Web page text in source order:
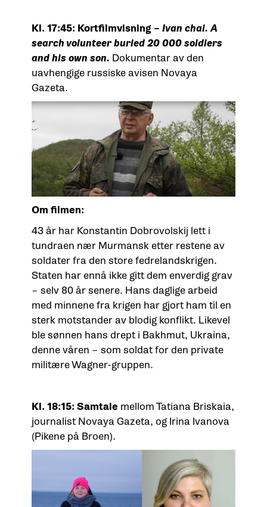
Kl. 17:45: Kortfilmvisning – Ivan chai. A
search volunteer buried 20 000 soldiers
and his own son. Dokumentar av den
uavhengige russiske avisen Novaya
Gazeta.
Om filmen:
43 år har Konstantin Dobrovolskij lett i
tundraen nær Murmansk etter restene av
soldater fra den store fedrelandskrigen.
Staten har ennå ikke gitt dem enverdig grav
– selv 80 år senere. Hans daglige arbeid
med minnene fra krigen har gjort ham til en
sterk motstander av blodig konflikt. Likevel
ble sønnen hans drept i Bakhmut, Ukraina,
denne våren – som soldat for den private
militære Wagner-gruppen.
Kl. 18:15: Samtale mellom Tatiana Briskaia,
journalist Novaya Gazeta, og Irina Ivanova
(Pikene på Broen).